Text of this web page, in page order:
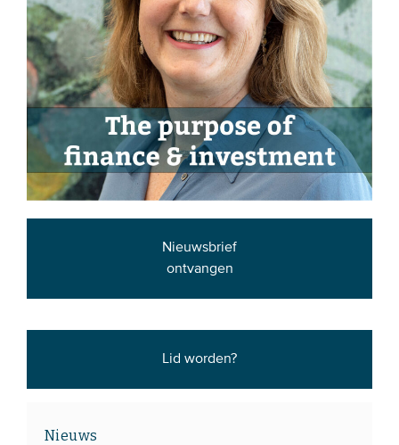
Engagement
Benchmarking
Kennisdeling
CONTACT
UITGEBREID ZOEKEN
Nieuwsbrief
ontvangen
Lid worden?
Nieuws